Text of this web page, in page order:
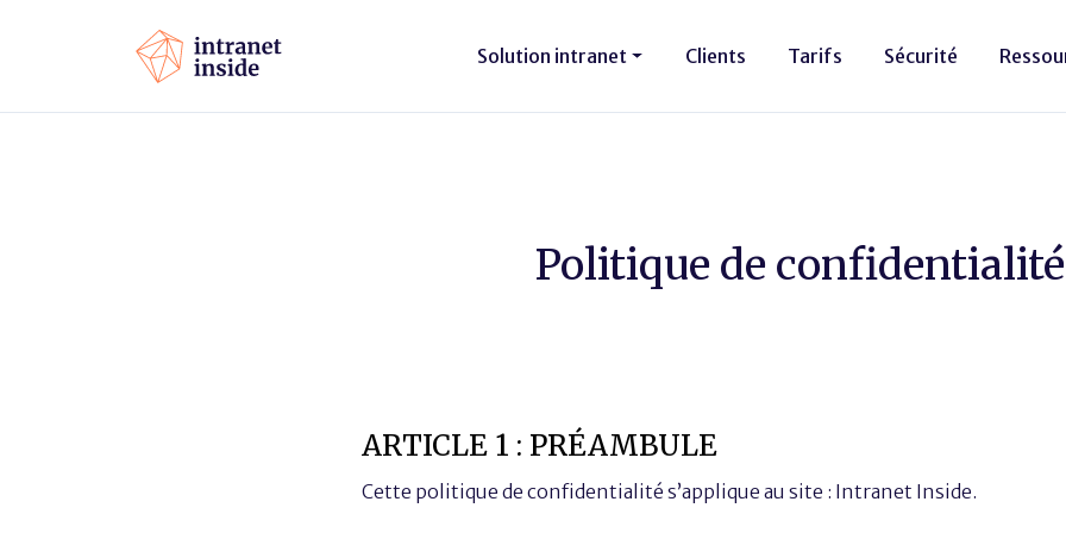
Solution intranet Clients Tarifs Sécurité
Politique de confidentialité
ARTICLE 1 : PRÉAMBULE
Cette politique de confidentialité s’applique au site : Intranet Inside.